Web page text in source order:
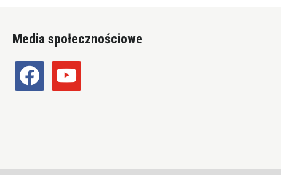
Media społecznościowe
facebook youtube